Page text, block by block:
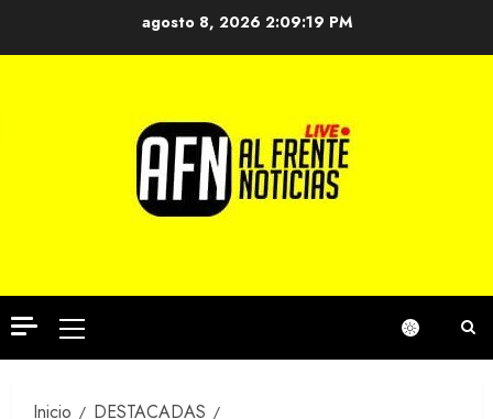
agosto 8, 2026 2:09:19 PM
Menú
principal
Inicio
DESTACADAS